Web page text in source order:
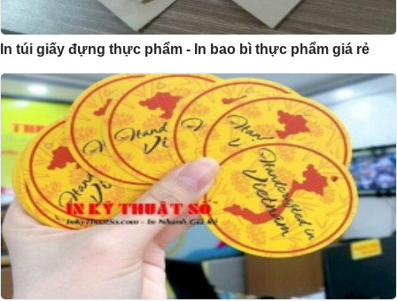
In túi giấy đựng thực phẩm - In bao bì thực phẩm giá rẻ